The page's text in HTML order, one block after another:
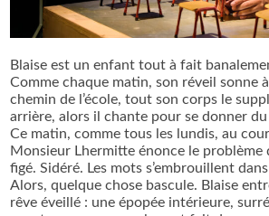
Blaise est un enfant tout à fait
Comme chaque matin, son réveil sonne
chemin de l’école, tout son corps le
arrière, alors il chante pour se donner du
Ce matin, comme tous les lundis, au
Monsieur Lhermitte énonce le problème
figé. Sidéré. Les mots s’embrouillent
Alors, quelque chose bascule. Blaise
rêve éveillé : une épopée intérieure,